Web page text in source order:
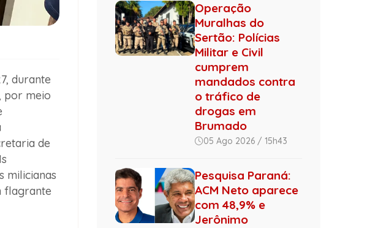
durante
por meio
de
milicianas
flagrante
Operação
Muralhas do
Sertão: Polícias
Militar e Civil
cumprem
mandados contra
o tráfico de
drogas em
Brumado
05 Ago 2026 / 15h43
Pesquisa Paraná:
ACM Neto aparece
com 48,9% e
Jerônimo